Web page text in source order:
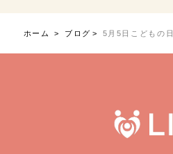
ホーム ブログ 5月5日こどもの日